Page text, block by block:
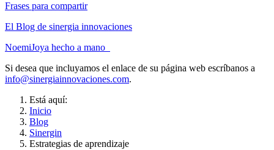
Frases para compartir
El Blog de sinergia innovaciones
NoemiJoya hecho a mano
Si desea que incluyamos el enlace de su página web escríbanos a
info@sinergiainnovaciones.com.
Está aquí:
Inicio
Blog
Sinergin
Estrategias de aprendizaje